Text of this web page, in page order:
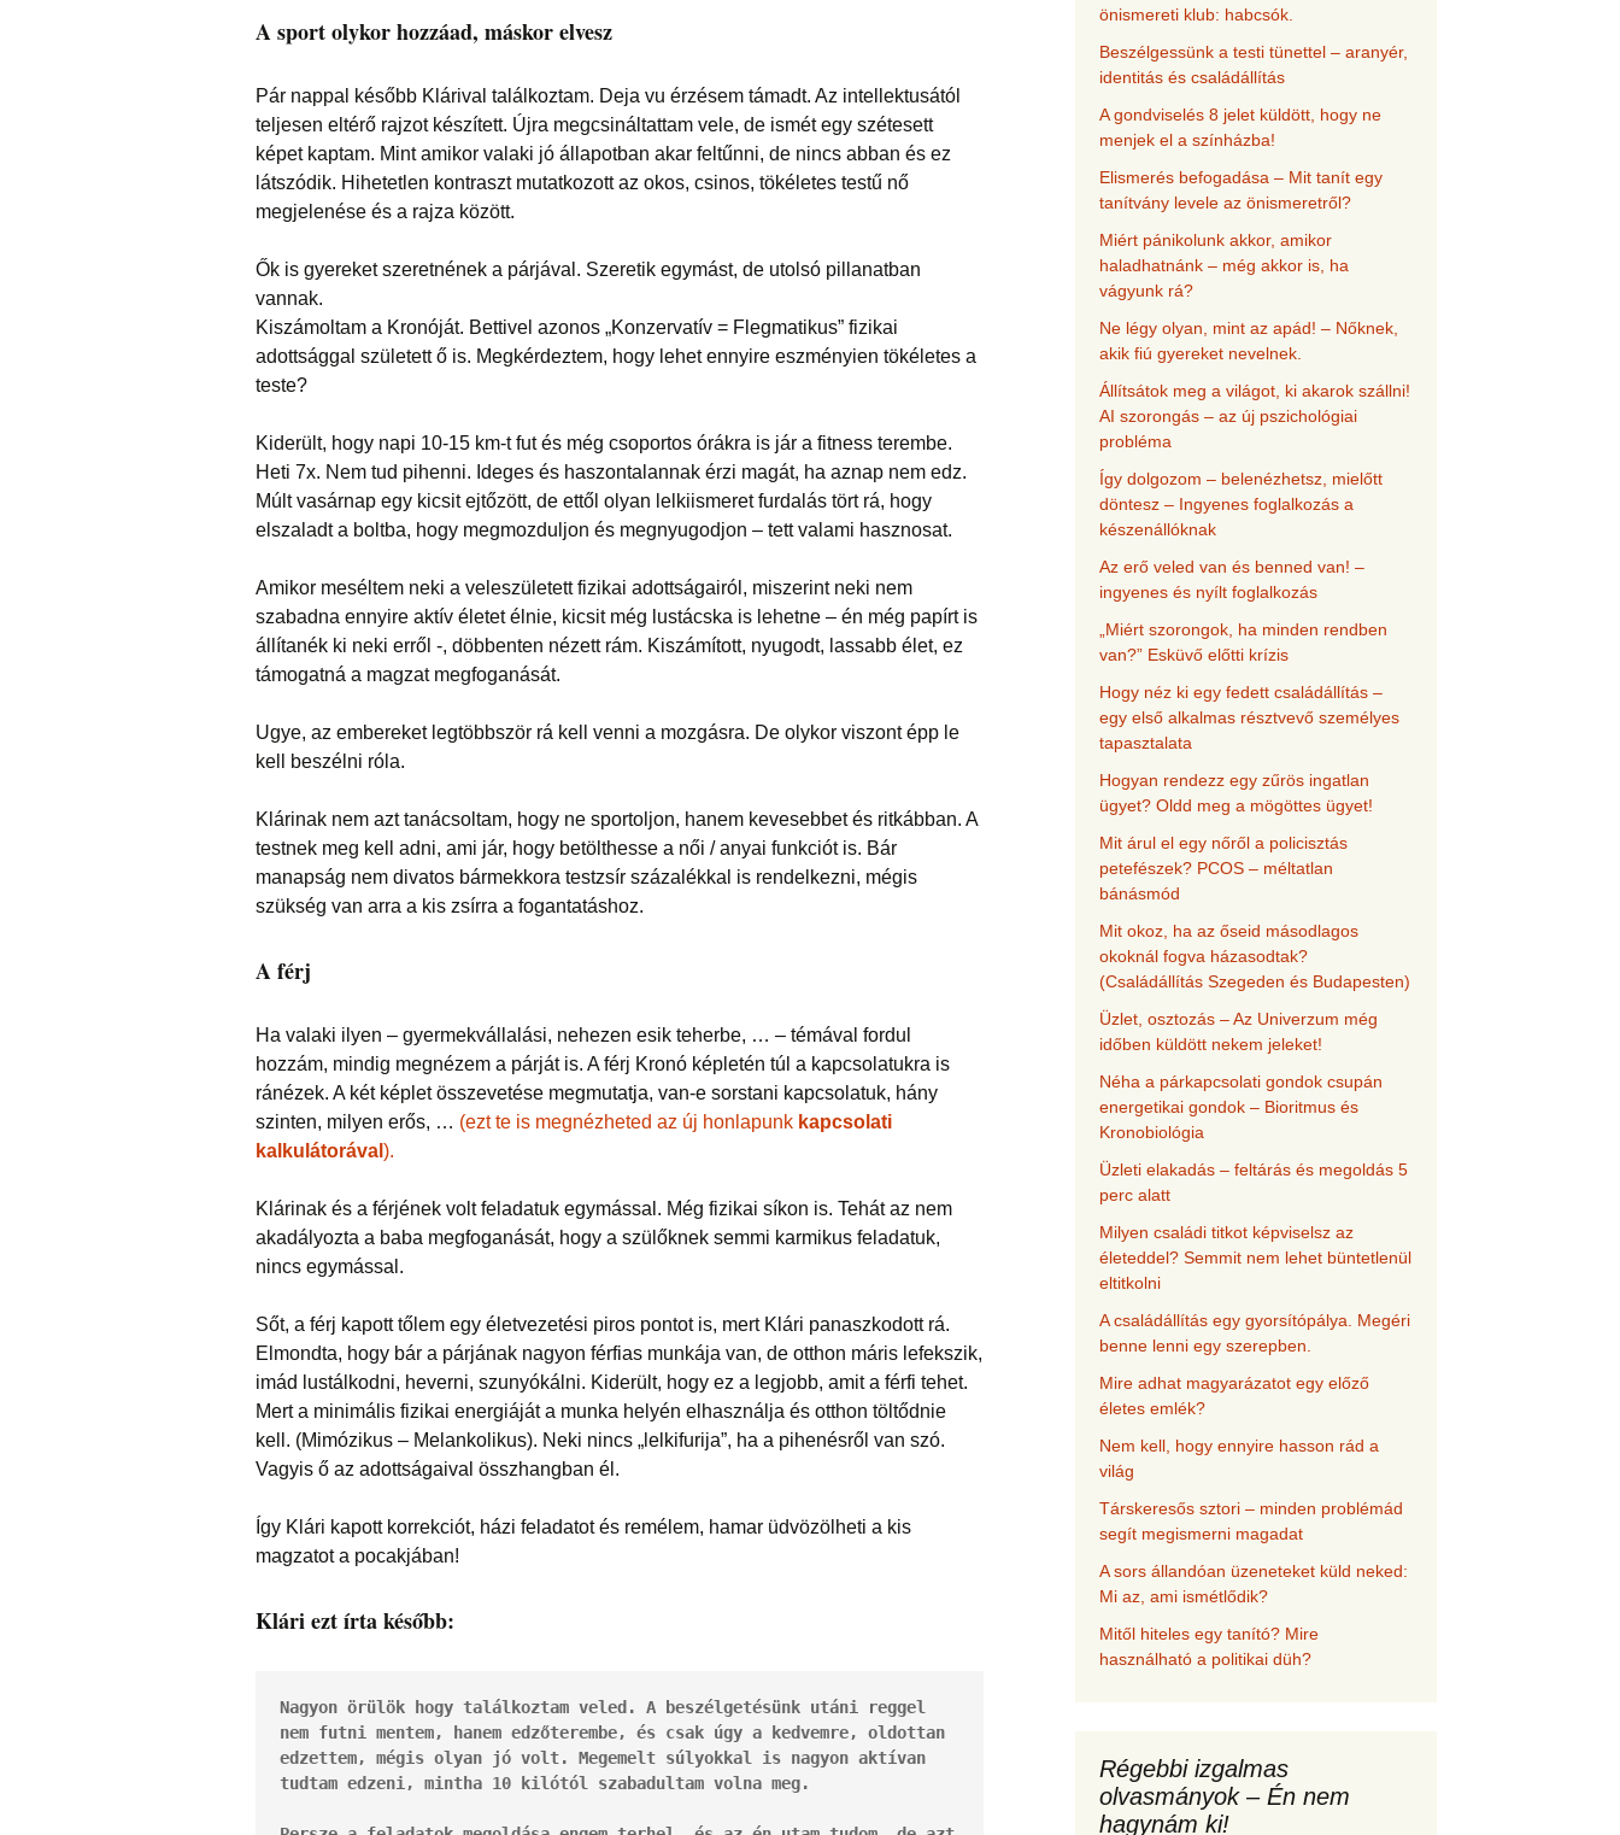
A sport olykor hozzáad, máskor elvesz
Pár nappal később Klárival találkoztam. Deja vu érzésem támadt. Az intellektusától
teljesen eltérő rajzot készített. Újra megcsináltattam vele, de ismét egy szétesett
képet kaptam. Mint amikor valaki jó állapotban akar feltűnni, de nincs abban és ez
látszódik. Hihetetlen kontraszt mutatkozott az okos, csinos, tökéletes testű nő
megjelenése és a rajza között.
Ők is gyereket szeretnének a párjával. Szeretik egymást, de utolsó pillanatban
vannak.
Kiszámoltam a Kronóját. Bettivel azonos „Konzervatív = Flegmatikus” fizikai
adottsággal született ő is. Megkérdeztem, hogy lehet ennyire eszményien tökéletes a
teste?
Kiderült, hogy napi 10-15 km-t fut és még csoportos órákra is jár a fitness terembe.
Heti 7x. Nem tud pihenni. Ideges és haszontalannak érzi magát, ha aznap nem edz.
Múlt vasárnap egy kicsit ejtőzött, de ettől olyan lelkiismeret furdalás tört rá, hogy
elszaladt a boltba, hogy megmozduljon és megnyugodjon – tett valami hasznosat.
Amikor meséltem neki a veleszületett fizikai adottságairól, miszerint neki nem
szabadna ennyire aktív életet élnie, kicsit még lustácska is lehetne – én még papírt is
állítanék ki neki erről -, döbbenten nézett rám. Kiszámított, nyugodt, lassabb élet, ez
támogatná a magzat megfoganását.
Ugye, az embereket legtöbbször rá kell venni a mozgásra. De olykor viszont épp le
kell beszélni róla.
Klárinak nem azt tanácsoltam, hogy ne sportoljon, hanem kevesebbet és ritkábban. A
testnek meg kell adni, ami jár, hogy betölthesse a női / anyai funkciót is. Bár
manapság nem divatos bármekkora testzsír százalékkal is rendelkezni, mégis
szükség van arra a kis zsírra a fogantatáshoz.
A férj
Ha valaki ilyen – gyermekvállalási, nehezen esik teherbe, … – témával fordul
hozzám, mindig megnézem a párját is. A férj Kronó képletén túl a kapcsolatukra is
ránézek. A két képlet összevetése megmutatja, van-e sorstani kapcsolatuk, hány
szinten, milyen erős, … (ezt te is megnézheted az új honlapunk kapcsolati
kalkulátorával ).
Klárinak és a férjének volt feladatuk egymással. Még fizikai síkon is. Tehát az nem
akadályozta a baba megfoganását, hogy a szülőknek semmi karmikus feladatuk,
nincs egymással.
Sőt, a férj kapott tőlem egy életvezetési piros pontot is, mert Klári panaszkodott rá.
Elmondta, hogy bár a párjának nagyon férfias munkája van, de otthon máris lefekszik,
imád lustálkodni, heverni, szunyókálni. Kiderült, hogy ez a legjobb, amit a férfi tehet.
Mert a minimális fizikai energiáját a munka helyén elhasználja és otthon töltődnie
kell. (Mimózikus – Melankolikus). Neki nincs „lelkifurija”, ha a pihenésről van szó.
Vagyis ő az adottságaival összhangban él.
Így Klári kapott korrekciót, házi feladatot és remélem, hamar üdvözölheti a kis
magzatot a pocakjában!
Klári ezt írta később:
Nagyon örülök hogy találkoztam veled. A beszélgetésünk utáni reggel
nem futni mentem, hanem edzőterembe, és csak úgy a kedvemre, oldottan
edzettem, mégis olyan jó volt. Megemelt súlyokkal is nagyon aktívan
tudtam edzeni, mintha 10 kilótól szabadultam volna meg.
önismereti klub: habcsók.
Beszélgessünk a testi tünettel – aranyér,
identitás és családállítás
A gondviselés 8 jelet küldött, hogy ne
menjek el a színházba!
Elismerés befogadása – Mit tanít egy
tanítvány levele az önismeretről?
Miért pánikolunk akkor, amikor
haladhatnánk – még akkor is, ha
vágyunk rá?
Ne légy olyan, mint az apád! – Nőknek,
akik fiú gyereket nevelnek.
Állítsátok meg a világot, ki akarok szállni!
AI szorongás – az új pszichológiai
probléma
Így dolgozom – belenézhetsz, mielőtt
döntesz – Ingyenes foglalkozás a
készenállóknak
Az erő veled van és benned van! –
ingyenes és nyílt foglalkozás
„Miért szorongok, ha minden rendben
van?” Esküvő előtti krízis
Hogy néz ki egy fedett családállítás –
egy első alkalmas résztvevő személyes
tapasztalata
Hogyan rendezz egy zűrös ingatlan
ügyet? Oldd meg a mögöttes ügyet!
Mit árul el egy nőről a policisztás
petefészek? PCOS – méltatlan
bánásmód
Mit okoz, ha az őseid másodlagos
okoknál fogva házasodtak?
(Családállítás Szegeden és Budapesten)
Üzlet, osztozás – Az Univerzum még
időben küldött nekem jeleket!
Néha a párkapcsolati gondok csupán
energetikai gondok – Bioritmus és
Kronobiológia
Üzleti elakadás – feltárás és megoldás 5
perc alatt
Milyen családi titkot képviselsz az
életeddel? Semmit nem lehet büntetlenül
eltitkolni
A családállítás egy gyorsítópálya. Megéri
benne lenni egy szerepben.
Mire adhat magyarázatot egy előző
életes emlék?
Nem kell, hogy ennyire hasson rád a
világ
Társkeresős sztori – minden problémád
segít megismerni magadat
A sors állandóan üzeneteket küld neked:
Mi az, ami ismétlődik?
Mitől hiteles egy tanító? Mire
használható a politikai düh?
Régebbi izgalmas
olvasmányok – Én nem
hagynám ki!